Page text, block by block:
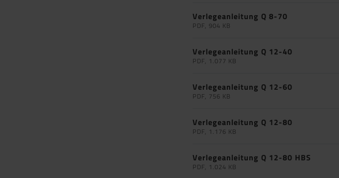
Verlegeanleitung Q 8-70
PDF, 904 KB
Verlegeanleitung Q 12-40
PDF, 1.077 KB
Verlegeanleitung Q 12-60
PDF, 756 KB
Verlegeanleitung Q 12-80
PDF, 1.176 KB
Verlegeanleitung Q 12-80 HBS
PDF, 1.024 KB